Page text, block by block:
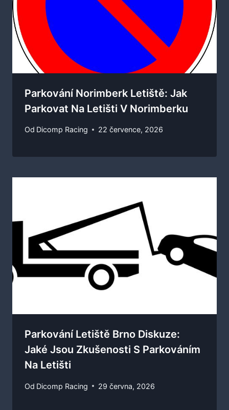
Parkování Norimberk Letiště: Jak
Parkovat Na Letišti V Norimberku
Od Dicomp Racing 22 července, 2026
Parkování Letiště Brno Diskuze:
Jaké Jsou Zkušenosti S Parkováním
Na Letišti
Od Dicomp Racing 29 června, 2026